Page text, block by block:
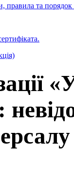
правила та порядок